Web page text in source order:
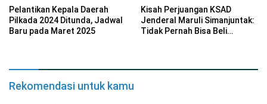
Pelantikan Kepala Daerah
Pilkada 2024 Ditunda, Jadwal
Baru pada Maret 2025
Kisah Perjuangan KSAD
Jenderal Maruli Simanjuntak:
Tidak Pernah Bisa Beli
Rekomendasi untuk kamu